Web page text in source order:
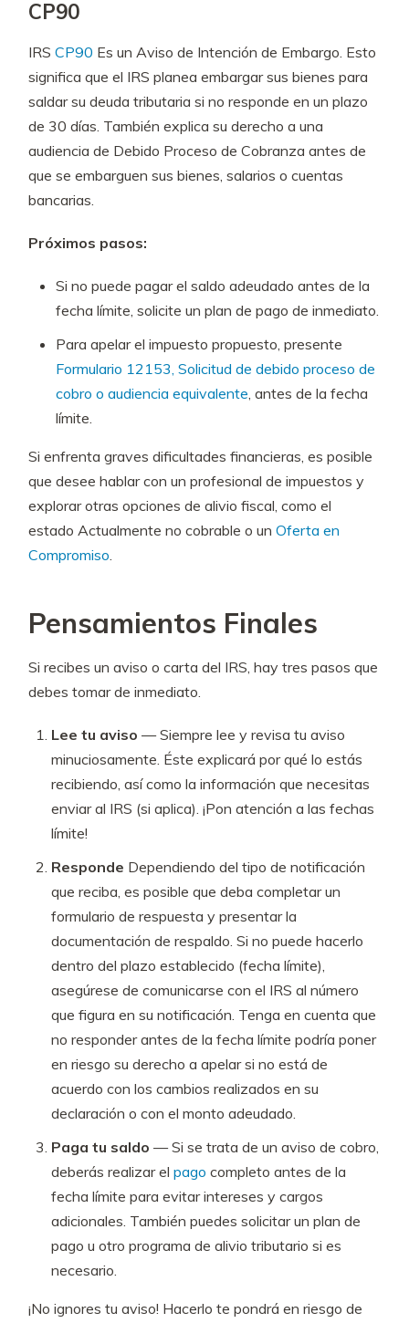
CP90
IRSCP90 Es un Aviso de Intención de Embargo. Esto
significa que el IRS planea embargar sus bienes para
saldar su deuda tributaria si no responde en un plazo
de 30 días. También explica su derecho a una
audiencia de Debido Proceso de Cobranza antes de
que se embarguen sus bienes, salarios o cuentas
bancarias.
Próximos pasos:
Si no puede pagar el saldo adeudado antes de la
fecha límite, solicite un plan de pago de inmediato.
Para apelar el impuesto propuesto, presente
Formulario 12153, Solicitud de debido proceso de
cobro o audiencia equivalente, antes de la fecha
límite.
Si enfrenta graves dificultades financieras, es posible
que desee hablar con un profesional de impuestos y
explorar otras opciones de alivio fiscal, como el
estado Actualmente no cobrable o unOferta en
Compromiso.
Pensamientos Finales
Si recibes un aviso o carta del IRS, hay tres pasos que
debes tomar de inmediato.
Lee tu aviso — Siempre lee y revisa tu aviso
minuciosamente. Éste explicará por qué lo estás
recibiendo, así como la información que necesitas
enviar al IRS (si aplica). ¡Pon atención a las fechas
límite!
Responde Dependiendo del tipo de notificación
que reciba, es posible que deba completar un
formulario de respuesta y presentar la
documentación de respaldo. Si no puede hacerlo
dentro del plazo establecido (fecha límite),
asegúrese de comunicarse con el IRS al número
que figura en su notificación. Tenga en cuenta que
no responder antes de la fecha límite podría poner
en riesgo su derecho a apelar si no está de
acuerdo con los cambios realizados en su
declaración o con el monto adeudado.
Paga tu saldo — Si se trata de un aviso de cobro,
deberás realizar elpago completo antes de la
fecha límite para evitar intereses y cargos
adicionales. También puedes solicitar un plan de
pago u otro programa de alivio tributario si es
necesario.
¡No ignores tu aviso! Hacerlo te pondrá en riesgo de